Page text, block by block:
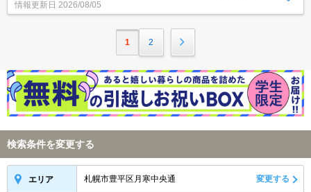
情報更新日 2026/08/05
1 2
検索条件を変更する
エリア 札幌市豊平区月寒中央通 変更する